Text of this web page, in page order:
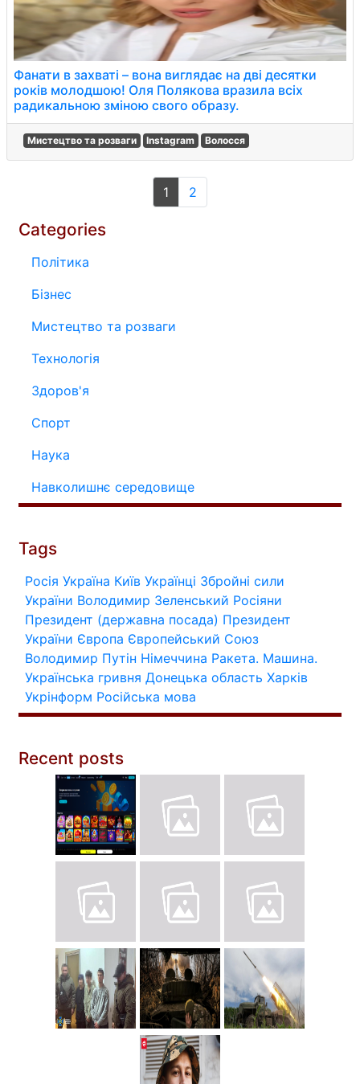
Фанати в захваті – вона виглядає на дві десятки
років молодшою! Оля Полякова вразила всіх
радикальною зміною свого образу.
Мистецтво та розваги Instagram Волосся
1 2
Categories
Політика
Бізнес
Мистецтво та розваги
Технологія
Здоров'я
Спорт
Наука
Навколишнє середовище
Tags
Росія Україна Київ Українці Збройні сили
України Володимир Зеленський Росіяни
Президент (державна посада) Президент
України Європа Європейський Союз
Володимир Путін Німеччина Ракета. Машина.
Українська гривня Донецька область Харків
Укрінформ Російська мова
Recent posts